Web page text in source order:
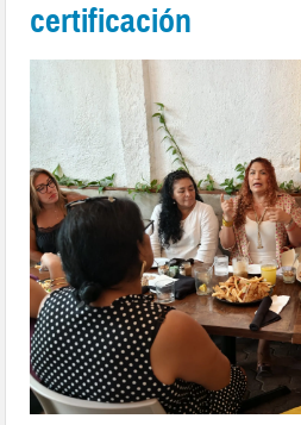
certificación